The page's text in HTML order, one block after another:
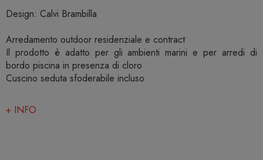
Design: Calvi Brambilla
Arredamento outdoor residenziale e contract
Il prodotto è adatto per gli ambienti marini e per arredi di
bordo piscina in presenza di cloro
Cuscino seduta sfoderabile incluso
+ INFO